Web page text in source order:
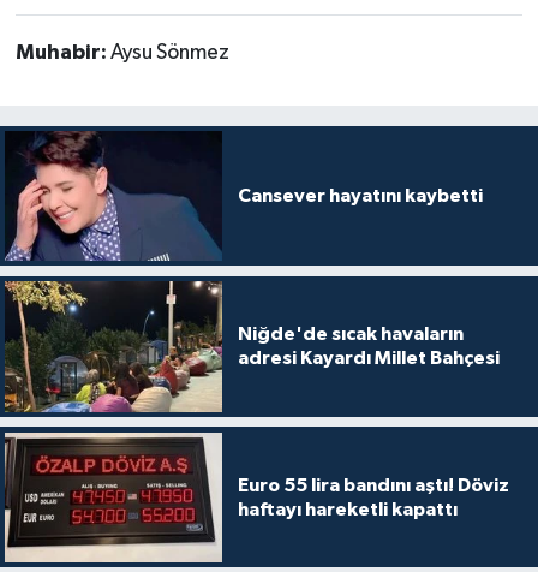
Muhabir: Aysu Sönmez
Cansever hayatını kaybetti
Niğde'de sıcak havaların
adresi Kayardı Millet Bahçesi
Euro 55 lira bandını aştı! Döviz
haftayı hareketli kapattı